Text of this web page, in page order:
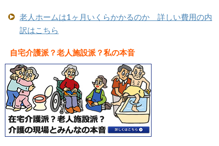
老人ホームは1ヶ月いくらかかるのか 詳しい費用の内
訳はこちら
自宅介護派？老人施設派？私の本音